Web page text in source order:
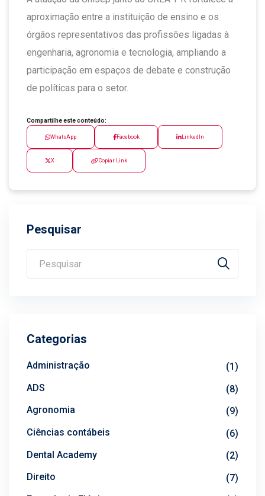
aproximação entre a instituição de ensino e os
órgãos representativos das profissões ligadas à
engenharia, agronomia e tecnologia, ampliando a
participação em espaços de debate e construção
de políticas para o setor.
Compartilhe este conteúdo:
WhatsApp Facebook LinkedIn
X Copiar Link
Pesquisar
Categorias
Administração
(1)
ADS
(8)
Agronomia
(9)
Ciências contábeis
(6)
Dental Academy
(2)
Direito
(7)